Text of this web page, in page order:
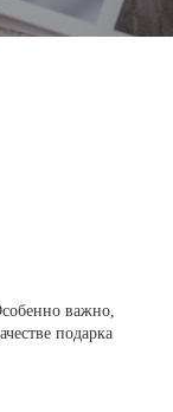
важно,
подарка